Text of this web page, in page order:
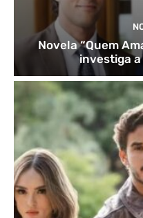
Novela “Quem
investiga